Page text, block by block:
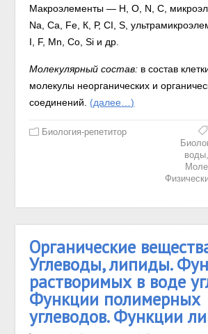
Макроэлементы — Н, О, N, С,
Na, Са, Fe, К, Р, CI, S,
I, F, Мn, Со, Si и др.
Молекулярный состав: в состав
молекулы неорганических и
соединений. (далее…)
Биология-репетитор
воды,
Органические
Углеводы, липиды.
растворимых в воде
Функции полимерных
углеводов. Функции